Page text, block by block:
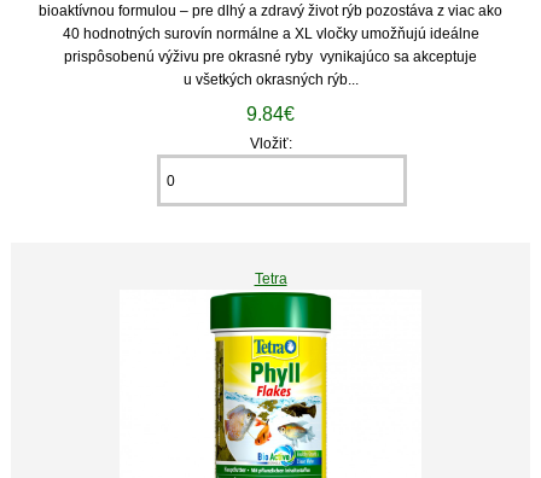
bioaktívnou formulou – pre dlhý a zdravý život rýb pozostáva z viac ako
40 hodnotných surovín normálne a XL vločky umožňujú ideálne
prispôsobenú výživu pre okrasné ryby vynikajúco sa akceptuje
u všetkých okrasných rýb...
9.84€
Vložiť:
Tetra